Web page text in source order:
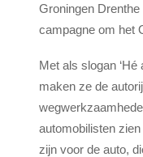
Groningen
campagne om het
Met als slogan ‘Hé
maken ze de
automobilisten
zijn voor de auto,